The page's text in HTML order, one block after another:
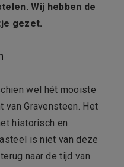
Wij hebben de
gezet.
wel hét mooiste
van Gravensteen. Het
historisch en
is niet van deze
naar de tijd van